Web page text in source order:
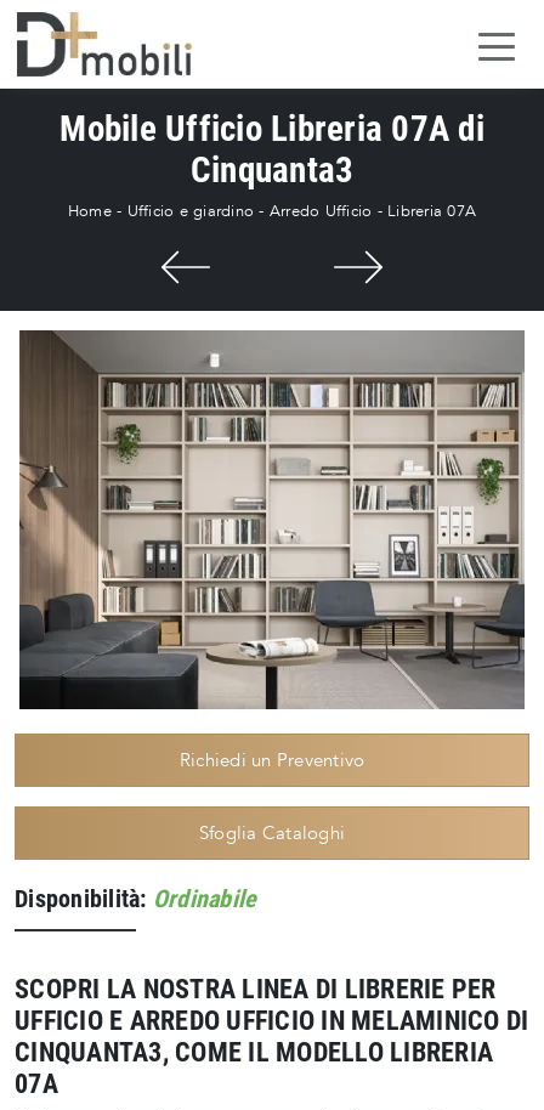
Mobile Ufficio Libreria 07A di
Cinquanta3
Home- Ufficio e giardino - Arredo Ufficio - Libreria 07A
Richiedi un Preventivo
Sfoglia Cataloghi
Disponibilità: Ordinabile
SCOPRI LA NOSTRA LINEA DI LIBRERIE PER
UFFICIO E ARREDO UFFICIO IN MELAMINICO DI
CINQUANTA3, COME IL MODELLO LIBRERIA
07A